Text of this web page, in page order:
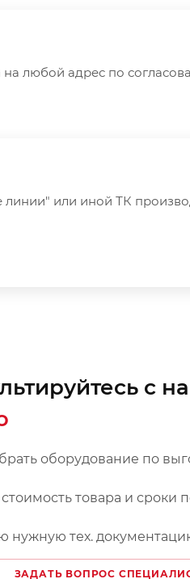
любой адрес по
или иной ТК
с
оборудование по
товара и сроки
нужную тех.
ЗАДАТЬ ВОПРОС